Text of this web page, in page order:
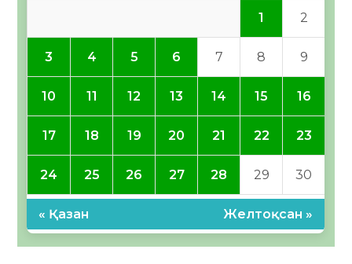
1 2
3 4 5 6 7 8 9
10 11 12 13 14 15 16
17 18 19 20 21 22 23
24 25 26 27 28 29 30
« Қазан Желтоқсан »